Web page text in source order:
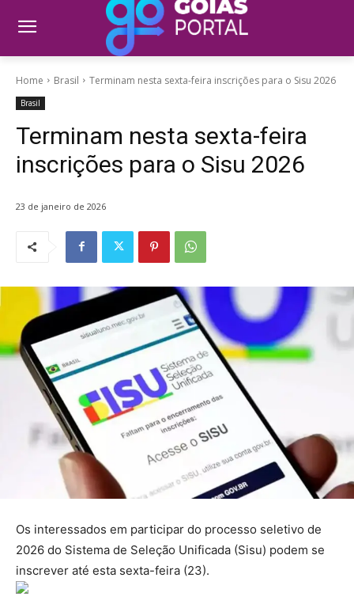
Home Brasil Terminam nesta sexta-feira inscrições para o Sisu 2026
Brasil
Terminam nesta sexta-feira
inscrições para o Sisu 2026
23 de janeiro de 2026
Os interessados em participar do processo seletivo de
2026 do Sistema de Seleção Unificada (Sisu) podem se
inscrever até esta sexta-feira (23).